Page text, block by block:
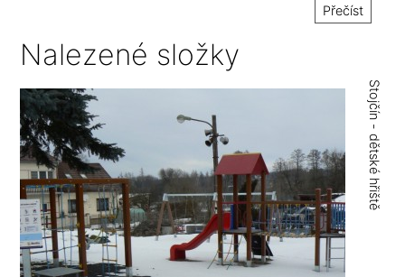
Přečíst
Nalezené složky
Stojčín - dětské hřiště